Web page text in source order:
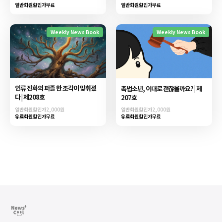
일반회원할인가무료 일반회원할인가무료
Weekly News Book
인류 진화의 퍼즐 한 조각이 맞춰졌
다 | 제208호
일반회원할인가2,000원
유료회원할인가무료
Weekly News Book
촉법소년, 이대로 괜찮을까요? | 제
207호
일반회원할인가2,000원
유료회원할인가무료